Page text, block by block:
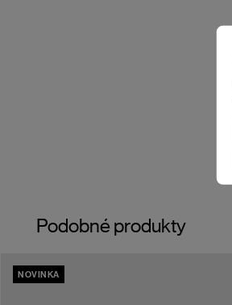
Podobné produkty
NOVINKA